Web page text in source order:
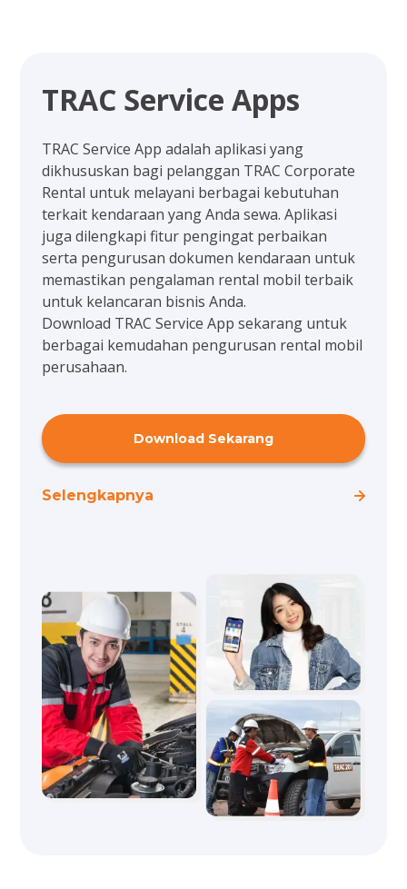
TRAC Service Apps
TRAC Service App adalah aplikasi yang
dikhususkan bagi pelanggan TRAC Corporate
Rental untuk melayani berbagai kebutuhan
terkait kendaraan yang Anda sewa. Aplikasi
juga dilengkapi fitur pengingat perbaikan
serta pengurusan dokumen kendaraan untuk
memastikan pengalaman rental mobil terbaik
untuk kelancaran bisnis Anda.
Download TRAC Service App sekarang untuk
berbagai kemudahan pengurusan rental mobil
perusahaan.
Download Sekarang
Selengkapnya